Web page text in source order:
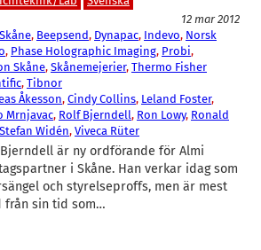
12 mar 2012
, Beepsend, Dynapac, Indevo, Norsk
, Phase Holographic Imaging, Probi
Skåne, Skånemejerier, Thermo Fisher
, Tibnor
Åkesson, Cindy Collins, Leland Foster
Mrnjavac, Rolf Bjerndell, Ron Lowy, Ronald
Stefan Widén, Viveca Rüter
är ny ordförande för Almi
i Skåne. Han verkar idag som
och styrelseproffs, men är mest
från sin tid som…